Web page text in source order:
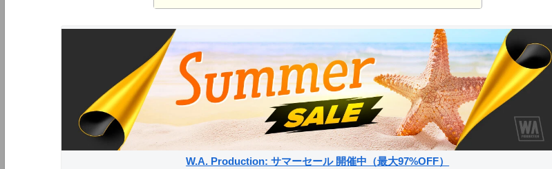
W.A. Production: サマーセール 開催中（最大97%OFF）